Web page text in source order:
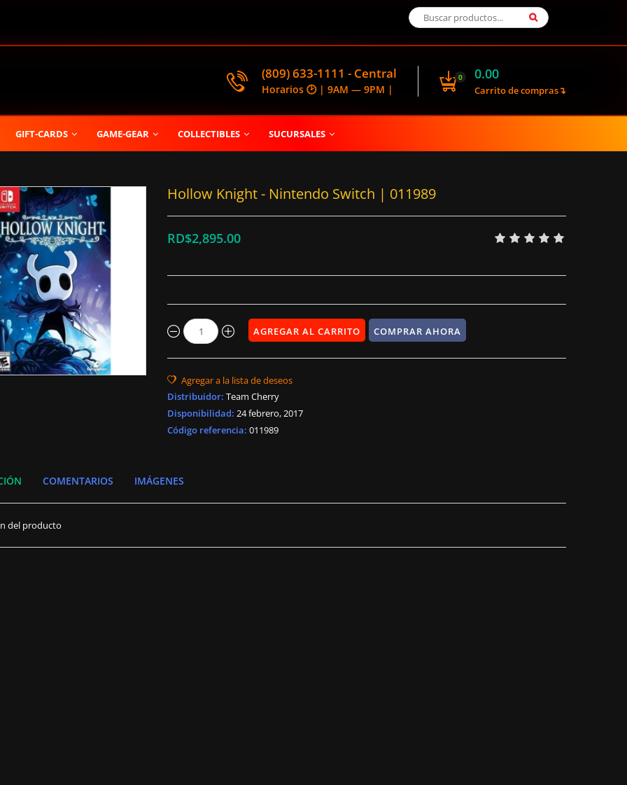
(809) 633-1111 - Central
Horarios 🕑 | 9AM — 9PM |
0 0.00
Carrito de compras↴
GIFT-CARDS GAME-GEAR COLLECTIBLES SUCURSALES
Hollow Knight - Nintendo Switch | 011989
RD$2,895.00
Distribuidor: Team Cherry
Disponibilidad: 24 febrero, 2017
Código referencia: 011989
COMENTARIOS IMÁGENES
del producto